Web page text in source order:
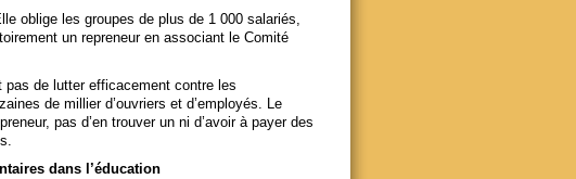
oblige les groupes de plus de 1 000 salariés,
un repreneur en associant le Comité
de lutter efficacement contre les
de millier d’ouvriers et d’employés. Le
pas d’en trouver un ni d’avoir à payer des
dans l’éducation